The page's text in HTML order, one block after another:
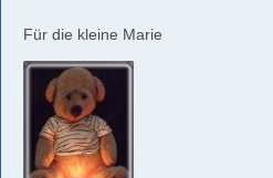
Für die kleine Marie